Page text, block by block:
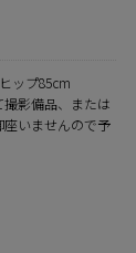
ップ85cm
影備品、または
いませんので予